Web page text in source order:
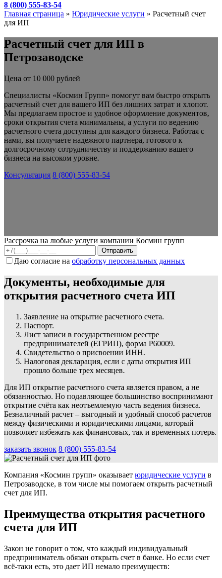
8 (800) 555-83-54
Главная страница » Юридические услуги » Расчетный счет
для ИП
Расчетный счет для ИП в
Петрозаводске
Цена от 10 000 рублей
Специалисты «Космин Групп» помогут вам быстро открыть
расчетный счет для вашего ИП без лишних затрат и хлопот.
Мы предлагаем простое и удобное оформление документов,
сроки открытия счета минимальны, а услуги по ведению
расчетного счета доступны для каждого бизнеса. Работая с
нами, вы получаете надежного партнера, готового к
долгосрочному сотрудничеству и поддержанию вашего
бизнеса на высоком уровне.
Консультация 8 (800) 555-83-54
Рассрочка на любые услуги компании Космин групп
Даю согласие на обработку персональных данных
Документы, необходимые для
открытия расчетного счета ИП
Заявление на открытие расчетного счета.
Паспорт.
Лист записи в государственном реестре
предпринимателей (ЕГРИП), форма Р60009.
Свидетельство о присвоении ИНН.
Налоговая декларация, если с даты открытия ИП
прошло больше трех месяцев.
Для ИП открытие расчетного счета является правом, а не
обязанностью. Но подавляющее большинство воспринимают
открытие счёта как неотъемлемую часть ведения бизнеса.
Безналичный расчет – выгодный и удобный способ расчетов
между физическими и юридическими лицами, который
позволяет избежать как финансовых, так и временных потерь.
заказать звонок 8 (800) 555-83-54
Компания «Космин групп» оказывает юридические услуги в
Петрозаводске, в том числе мы помогаем открыть расчетный
счет для ИП.
Преимущества открытия расчетного
счета для ИП
Закон не говорит о том, что каждый индивидуальный
предприниматель обязан открыть счет в банке. Но если счет
всё-таки есть, это дает ИП немало преимуществ: